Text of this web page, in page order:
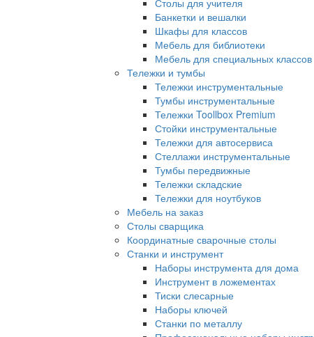
Столы для учителя
Банкетки и вешалки
Шкафы для классов
Мебель для библиотеки
Мебель для специальных классов
Тележки и тумбы
Тележки инструментальные
Тумбы инструментальные
Тележки Toollbox Premium
Стойки инструментальные
Тележки для автосервиса
Стеллажи инструментальные
Тумбы передвижные
Тележки складские
Тележки для ноутбуков
Мебель на заказ
Столы сварщика
Координатные сварочные столы
Станки и инструмент
Наборы инструмента для дома
Инструмент в ложементах
Тиски слесарные
Наборы ключей
Станки по металлу